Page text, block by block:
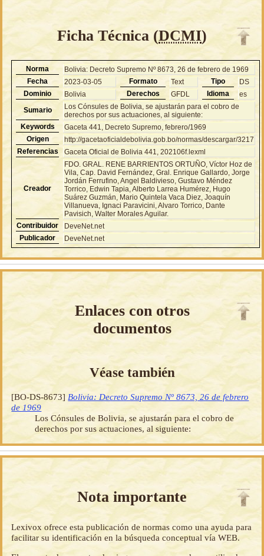
Ficha Técnica (DCMI)
Norma
Bolivia: Decreto Supremo Nº 8673, 26 de febrero de 1969
Fecha
2023-03-05 Formato Text Tipo
DS
Dominio
Bolivia Derechos GFDL Idioma
es
Sumario
Los Cónsules de Bolivia, se ajustarán para el cobro de
derechos por sus actuaciones, al siguiente:
Keywords
Gaceta 441, Decreto Supremo, febrero/1969
Origen
http://gacetaoficialdebolivia.gob.bo/normas/descargar/3217
Referencias
Gaceta Oficial de Bolivia 441, 202106f.lexml
Creador
FDO. GRAL. RENE BARRIENTOS ORTUÑO, Víctor Hoz de
Vila, Cap. David Fernández, Gral. Enrique Gallardo, Jorge
Jordán Ferrufino, Angel Baldivieso, Gustavo Méndez
Torrico, Edwin Tapia, Alberto Larrea Humérez, Hugo
Suárez Guzmán, Mario Quintela Vaca Diez, Joaquín
Villanueva, Ignaci Paravicini, Alvaro Torrico, Dante
Pavisich, Walter Morales Aguilar.
Contribuidor
DeveNet.net
Publicador
DeveNet.net
Enlaces con otros
documentos
Véase también
[BO-DS-8673]Bolivia: Decreto Supremo Nº 8673, 26 de febrero
de 1969
Los Cónsules de Bolivia, se ajustarán para el cobro de
derechos por sus actuaciones, al siguiente:
Nota importante
Lexivox ofrece esta publicación de normas como una ayuda para
facilitar su identificación en la búsqueda conceptual vía WEB.